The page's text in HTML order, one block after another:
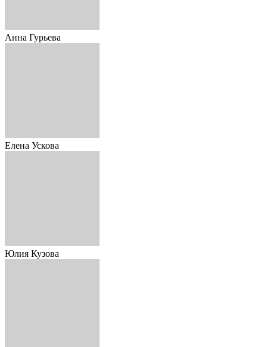
Анна Гурьева
Елена Ускова
Юлия Кузова